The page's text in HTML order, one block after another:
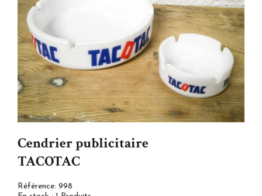
Cendrier publicitaire
TACOTAC
Référence: 998